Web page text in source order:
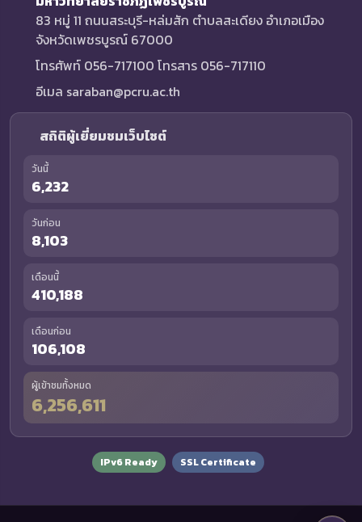
83 หมู่ 11 ถนนสระบุรี-หล่มสัก ตำบลสะเดียง อำเภอเมือง
จังหวัดเพชรบูรณ์ 67000
โทรศัพท์ 056-717100 โทรสาร 056-717110
อีเมล saraban@pcru.ac.th
สถิติผู้เยี่ยมชมเว็บไซต์
วันนี้
6,232
วันก่อน
8,103
เดือนนี้
410,188
เดือนก่อน
106,108
ผู้เข้าชมทั้งหมด
6,256,611
IPv6 Ready SSL Certificate